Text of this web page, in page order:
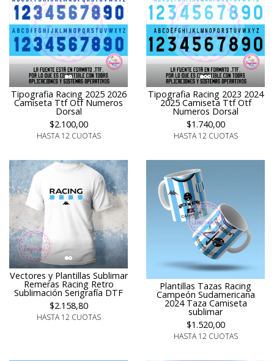
Tipografia Racing 2025 2026
Camiseta Ttf Otf Numeros
Dorsal
$2.100,00
HASTA 12 CUOTAS
Tipografia Racing 2023 2024
2025 Camiseta Ttf Otf
Numeros Dorsal
$1.740,00
HASTA 12 CUOTAS
Vectores y Plantillas Sublimar
Remeras Racing Retro
Sublimación Serigrafía DTF
$2.158,80
HASTA 12 CUOTAS
Plantillas Tazas Racing
Campeón Sudamericana
2024 Taza Camiseta
sublimar
$1.520,00
HASTA 12 CUOTAS